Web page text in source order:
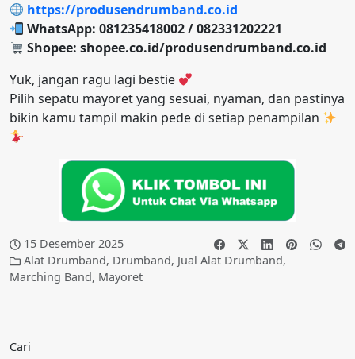
https://produsendrumband.co.id
WhatsApp: 081235418002 / 082331202221
Shopee: shopee.co.id/produsendrumband.co.id
Yuk, jangan ragu lagi bestie
Pilih sepatu mayoret yang sesuai, nyaman, dan pastinya
bikin kamu tampil makin pede di setiap penampilan
15 Desember 2025
Alat Drumband, Drumband, Jual Alat Drumband,
Marching Band, Mayoret
Cari